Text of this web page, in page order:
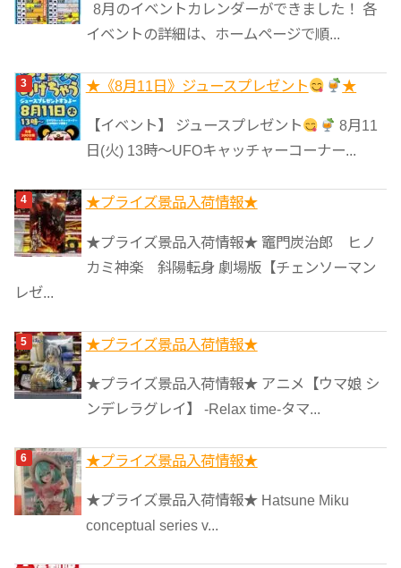
8月のイベントカレンダーができました！ 各
イベントの詳細は、ホームページで順...
★《8月11日》ジュースプレゼント ★
【イベント】 ジュースプレゼント
8月11
日(火) 13時〜UFOキャッチャーコーナー...
★プライズ景品入荷情報★
★プライズ景品入荷情報★ 竈門炭治郎 ヒノ
カミ神楽 斜陽転身 劇場版【チェンソーマン
レゼ...
★プライズ景品入荷情報★
★プライズ景品入荷情報★ アニメ【ウマ娘 シ
ンデレラグレイ】 -Relax time-タマ...
★プライズ景品入荷情報★
★プライズ景品入荷情報★ Hatsune Miku
conceptual series v...